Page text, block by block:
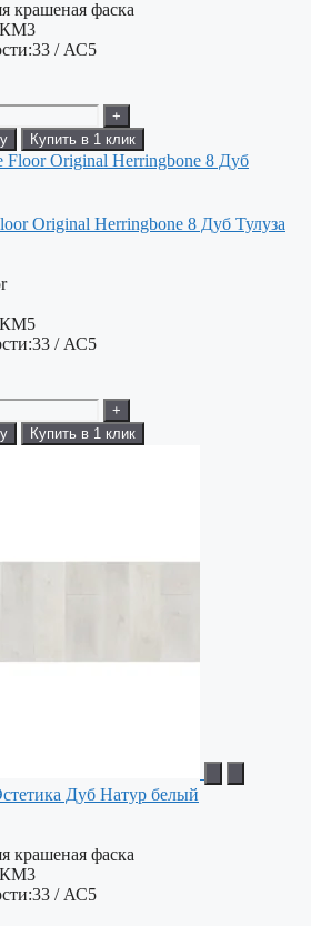
крашеная фаска
КМ3
33 / АС5
+
Купить в 1 клик
Original Herringbone 8 Дуб Тулуза
КМ5
33 / АС5
+
Купить в 1 клик
Дуб Натур белый
крашеная фаска
КМ3
33 / АС5